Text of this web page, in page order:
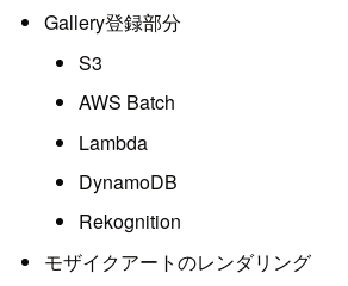
Gallery登録部分
S3
AWS Batch
Lambda
DynamoDB
Rekognition
モザイクアートのレンダリング